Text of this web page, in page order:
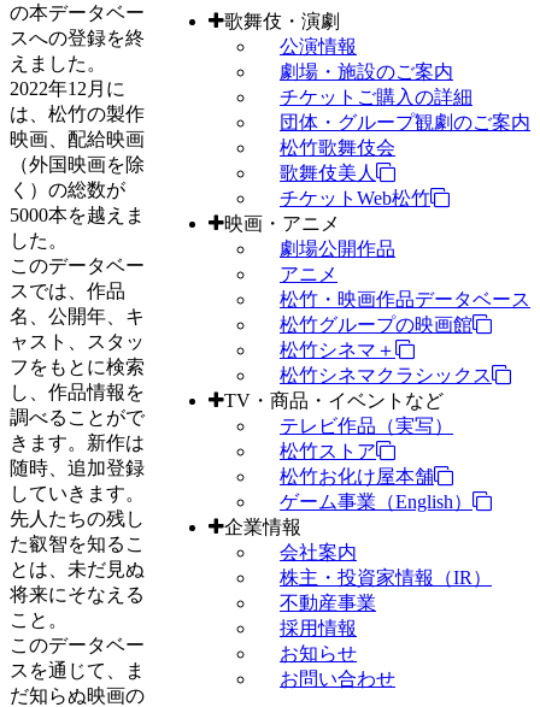
歌舞伎・演劇
公演情報
劇場・施設のご案内
チケットご購入の詳細
団体・グループ観劇のご案内
松竹歌舞伎会
歌舞伎美人
チケットWeb松竹
映画・アニメ
劇場公開作品
アニメ
松竹・映画作品データベース
松竹グループの映画館
松竹シネマ＋
松竹シネマクラシックス
TV・商品・イベントなど
テレビ作品（実写）
松竹ストア
松竹お化け屋本舗
ゲーム事業（English）
企業情報
会社案内
株主・投資家情報（IR）
不動産事業
採用情報
お知らせ
お問い合わせ
の本データベー
スへの登録を終
えました。
2022年12月に
は、松竹の製作
映画、配給映画
（外国映画を除
く）の総数が
5000本を越えま
した。
このデータベー
スでは、作品
名、公開年、キ
ャスト、スタッ
フをもとに検索
し、作品情報を
調べることがで
きます。新作は
随時、追加登録
していきます。
先人たちの残し
た叡智を知るこ
とは、未だ見ぬ
将来にそなえる
こと。
このデータベー
スを通じて、ま
だ知らぬ映画の